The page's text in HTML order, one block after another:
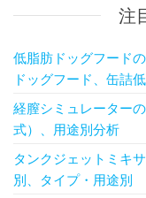
注
低脂肪ドッグフード
ドッグフード、缶詰
経膣シミュレーター
式）、用途別分析
タンクジェットミキ
別、タイプ・用途別